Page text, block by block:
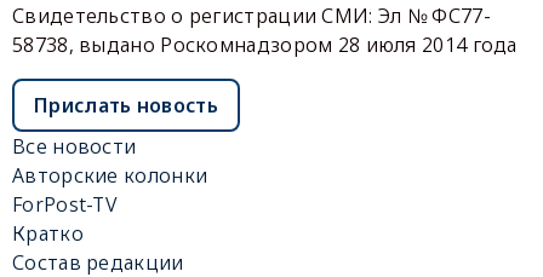
Свидетельство о регистрации СМИ: Эл № ФС77-
58738, выдано Роскомнадзором 28 июля 2014 года
Прислать новость
Все новости
Авторские колонки
ForPost-TV
Кратко
Состав редакции